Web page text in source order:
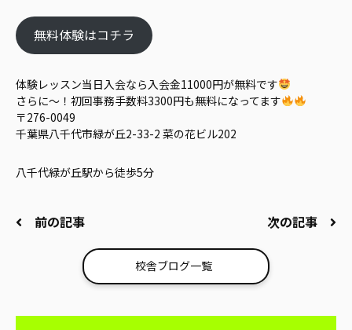
無料体験はコチラ
体験レッスン当日入会なら入会金11000円が無料です
さらに～！初回事務手数料3300円も無料になってます
〒276-0049
千葉県八千代市緑が丘2-33-2 菜の花ビル202
八千代緑が丘駅から徒歩5分
前の記事 次の記事
校舎ブログ一覧